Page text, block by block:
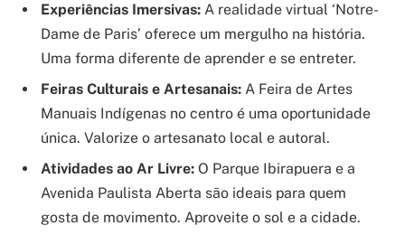
Experiências Imersivas: A realidade virtual ‘Notre-
Dame de Paris’ oferece um mergulho na história.
Uma forma diferente de aprender e se entreter.
Feiras Culturais e Artesanais: A Feira de Artes
Manuais Indígenas no centro é uma oportunidade
única. Valorize o artesanato local e autoral.
Atividades ao Ar Livre: O Parque Ibirapuera e a
Avenida Paulista Aberta são ideais para quem
gosta de movimento. Aproveite o sol e a cidade.